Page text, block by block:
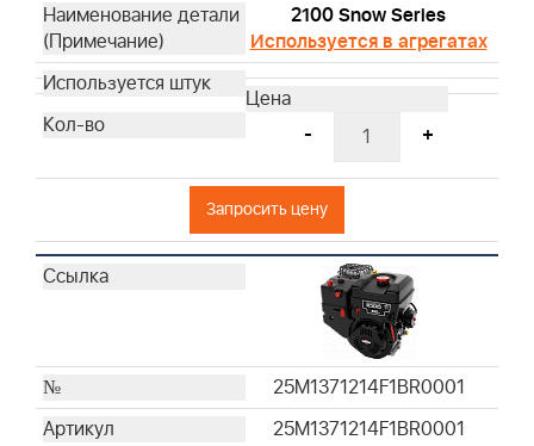
2100 Snow Series
Используется в агрегатах
- +
Запросить цену
25M1371214F1BR0001
25M1371214F1BR0001